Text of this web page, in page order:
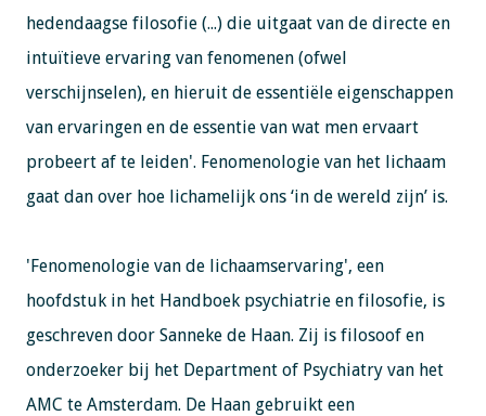
hedendaagse filosofie (...) die uitgaat van de directe en
intuïtieve ervaring van fenomenen (ofwel
verschijnselen), en hieruit de essentiële eigenschappen
van ervaringen en de essentie van wat men ervaart
probeert af te leiden'. Fenomenologie van het lichaam
gaat dan over hoe lichamelijk ons ‘in de wereld zijn’ is.
'Fenomenologie van de lichaamservaring', een
hoofdstuk in het Handboek psychiatrie en filosofie, is
geschreven door Sanneke de Haan. Zij is filosoof en
onderzoeker bij het Department of Psychiatry van het
AMC te Amsterdam. De Haan gebruikt een